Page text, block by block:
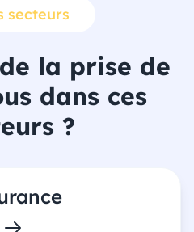
secteurs
la prise de
dans ces
?